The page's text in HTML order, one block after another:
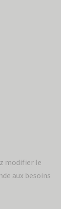
modifier le
aux besoins